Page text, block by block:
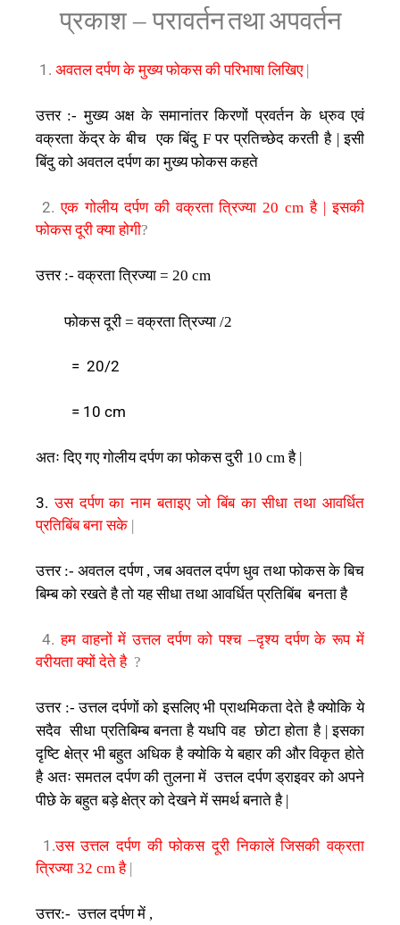
प्रकाश–परावर्तनतथाअपवर्तन
1. अवतल दर्पण के मुख्य फोकस की परिभाषा लिखिए |
उत्तर:-मुख्य अक्ष के समानांतर किरणों प्रवर्तन के ध्रुव एवं
वक्रता केंद्र के बीच एक बिंदु Fपर प्रतिच्छेद करती है|इसी
बिंदुकोअवतलदर्पणकामुख्यफोकसकहते
2.एक गोलीय दर्पण की वक्रता त्रिज्या 20 cmहै|इसकी
फोकस दूरी क्या होगी?
उत्तर:-वक्रतात्रिज्या = 20 cm
फोकसदूरी =वक्रतात्रिज्या /2
= 20/2
= 10 cm
अतः दिएगएगोलीयदर्पणकाफोकसदुरी 10 cmहै|
3.उस दर्पण का नाम बताइए जो बिंब का सीधा तथा आवर्धित
प्रतिबिंब बना सके |
उत्तर:-अवतलदर्पण,जबअवतलदर्पणधुवतथाफोकसकेबिच
बिम्बकोरखतेहैतोयहसीधातथाआवर्धितप्रतिबिंब बनताहै
4.हम वाहनों में उत्तल दर्पण को पश्च–दृश्य दर्पण के रूप में
वरीयता क्यों देते है ?
उत्तर:-उत्तलदर्पणोंको इसलिएभी प्राथमिकतादेते हैक्योकि ये
सदैव सीधा प्रतिबिम्ब बनता है यधपि वह छोटा होता है|इसका
दृष्टि क्षेत्र भी बहुत अधिक है क्योकि ये बहार की और विकृत होते
है अतः समतलदर्पणकीतुलनामें उत्तलदर्पणड्राइवरकोअपने
पीछेकेबहुतबड़ेक्षेत्रकोदेखनेमेंसमर्थबनातेहै|
1.उस उत्तल दर्पण की फोकस दूरी निकालें जिसकी वक्रता
त्रिज्या 32 cmहै |
उत्तर:-उत्तलदर्पणमें ,